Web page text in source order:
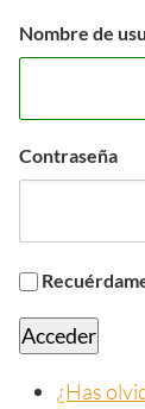
Nombre de
Contraseña
Acceder
¿Has